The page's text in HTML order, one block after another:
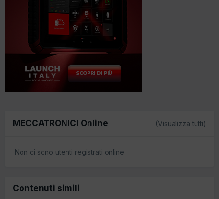
MECCATRONICI Online (Visualizza tutti)
Non ci sono utenti registrati online
Contenuti simili